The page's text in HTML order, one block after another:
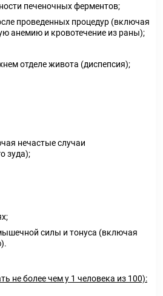
печеночных ферментов;
проведенных процедур (включая
анемию и кровотечение из раны);
отделе живота (диспепсия);
нечастые случаи
зуда);
силы и тонуса (включая
не более чем у 1 человека из 100):